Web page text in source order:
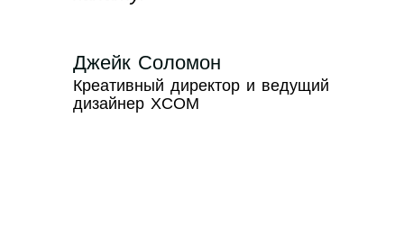
Джейк Соломон
Креативный директор и ведущий
дизайнер XCOM